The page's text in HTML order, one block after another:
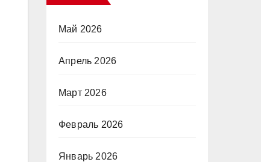
Май 2026
Апрель 2026
Март 2026
Февраль 2026
Январь 2026